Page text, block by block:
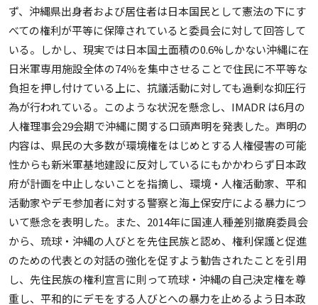
ず、沖縄県出身者および居住者は日本国民として憲法の下にす
べての権利が平等に保障されていると委員会に対して回答して
いる。しかし、現実では日本国土面積の0.6%しかない沖縄に在
日米軍専用施設全体の74％を集中させることで住民に不平等な
負担を押し付けている上に、抗議活動に対しても過剰な抑圧行
為が行われている。このような状況を懸念し、IMADR は6月の
人権理事会29会期で沖縄に関する口頭声明を発表した。声明の
内容は、県民の大多数が環境権をはじめとする人権侵害の可能
性からも新米軍基地建設に反対しているにもかかわらず日本政
府が計画を中止しないことを指摘し、環境・人権活動家、平和
活動家やデモ参加者に対する警察と海上保安庁による暴力につ
いて懸念を表明した。また、2014年に国連人種差別撤廃委員会
から、琉球・沖縄の人びとを先住民族と認め、権利保護と促進
のための代表との対話の強化を促すよう勧告されたことを引用
し、先住民族の権利宣言に則って琉球・沖縄の自己決定権を尊
重し、平和的にデモをする人びとへの暴力を止めるよう日本政